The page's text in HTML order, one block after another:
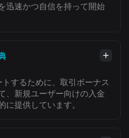
迅速かつ自信を持って開始
するために、取引ボーナス
、新規ユーザー向けの入金
に提供しています。